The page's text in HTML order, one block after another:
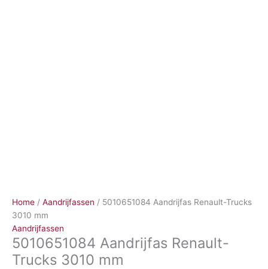
Home / Aandrijfassen / 5010651084 Aandrijfas Renault-Trucks
3010 mm
Aandrijfassen
5010651084 Aandrijfas Renault-
Trucks 3010 mm